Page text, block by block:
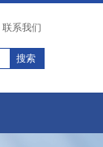
联系我们